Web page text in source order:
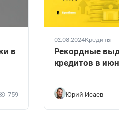
в
759
02.08.2024Кредиты
Рекордные
кредитов в
Юрий Исаев